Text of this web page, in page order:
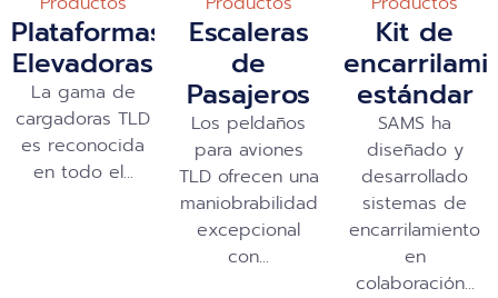
Plataformas
Elevadoras
La gama de
cargadoras TLD
es reconocida
en todo el...
Escaleras
de
Pasajeros
Los peldaños
para aviones
TLD ofrecen una
maniobrabilidad
excepcional
con...
Kit de
estándar
SAMS ha
diseñado y
desarrollado
sistemas de
encarrilamiento
en
colaboración...